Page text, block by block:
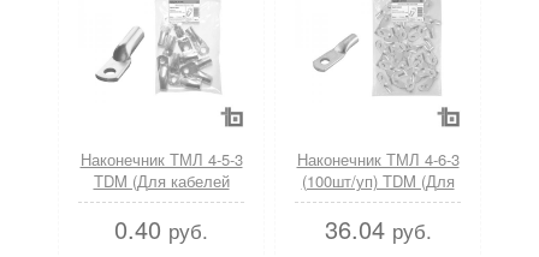
Наконечник ТМЛ 4-5-3
TDM (Для кабелей
напряжением до 35
кВ; по ГОСТ 7386-80)
0.40 руб.
Наконечник ТМЛ 4-6-3
(100шт/уп) TDM (Для
кабелей напряжением
до 35 кВ; по ГОСТ
7386-80)
36.04 руб.